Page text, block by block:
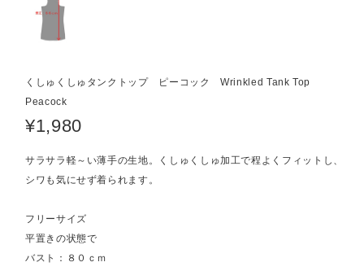
くしゅくしゅタンクトップ ピーコック Wrinkled Tank Top
Peacock
¥1,980
サラサラ軽～い薄手の生地。くしゅくしゅ加工で程よくフィットし、
シワも気にせず着られます。
フリーサイズ
平置きの状態で
バスト：８０ｃｍ